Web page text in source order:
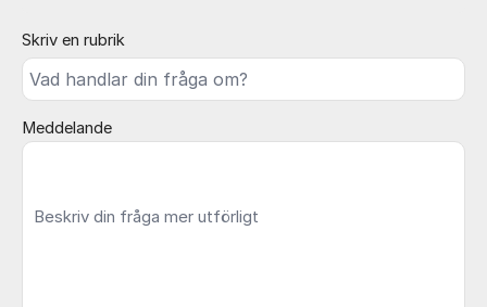
Skriv en rubrik
Meddelande